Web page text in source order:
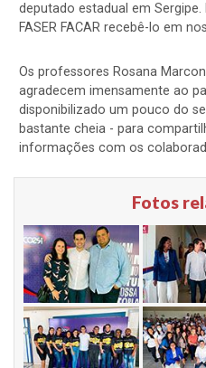
deputado estadual em
FASER FACAR recebê-lo em
Os professores Rosana
agradecem imensamente ao
disponibilizado um pouco do
bastante cheia - para
informações com os
Fotos